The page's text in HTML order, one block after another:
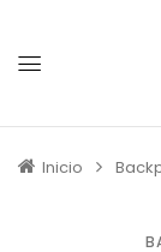
Inicio